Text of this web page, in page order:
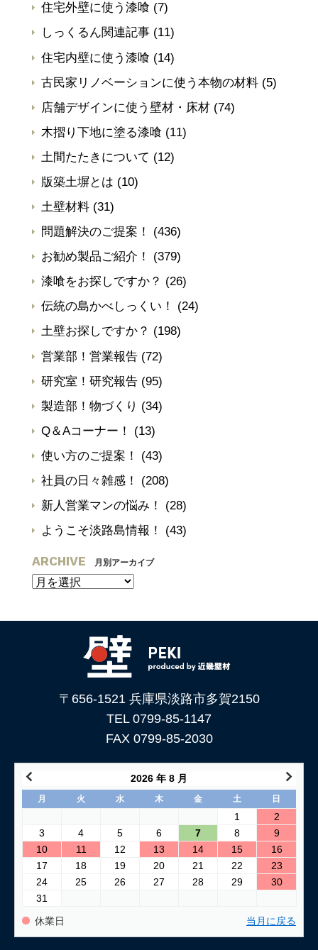
住宅外壁に使う漆喰 (7)
しっくるん関連記事 (11)
住宅内壁に使う漆喰 (14)
古民家リノベーションに使う本物の材料 (5)
店舗デザインに使う壁材・床材 (74)
木摺り下地に塗る漆喰 (11)
土間たたきについて (12)
版築土塀とは (10)
土壁材料 (31)
問題解決のご提案！
(436)
お勧め製品ご紹介！
(379)
漆喰をお探しですか？ (26)
伝統の島かべしっくい！
(24)
土壁お探しですか？ (198)
営業部！営業報告 (72)
研究室！研究報告 (95)
製造部！物づくり (34)
Q＆Aコーナー！
(13)
使い方のご提案！
(43)
社員の日々雑感！
(208)
新人営業マンの悩み！
(28)
ようこそ淡路島情報！
(43)
ARCHIVE 月別アーカイブ
〒656-1521 兵庫県淡路市多賀2150
TEL 0799-85-1147
FAX 0799-85-2030
2026 年 8 月
月 火 水 木 金 土 日
1
2
3
4 5 6 7 8
9
10
11 12 13 14 15
16
17
18 19 20 21 22
23
24
25 26 27 28 29
30
31
休業日 当月に戻る